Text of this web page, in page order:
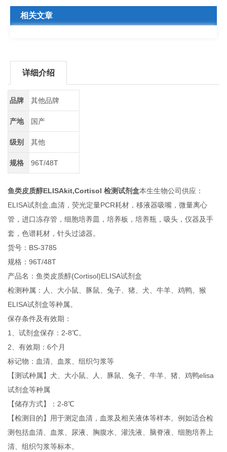
相关文章
详细介绍
品牌 其他品牌
产地 国产
级别 其他
规格 96T/48T
鱼类皮质醇ELISAkit,Cortisol 检测试剂盒本生生物公司供应：
ELISA试剂盒,血清，荧光定量PCR耗材，移液器吸嘴，微量离心
管，进口冻存管，细胞培养皿，培养板，培养瓶，吸头，仪器及手
套，色谱耗材，针头过滤器。
货号：BS-3785
规格：96T/48T
产品名：鱼类皮质醇(Cortisol)ELISA试剂盒
检测种属：人、大小鼠、豚鼠、兔子、猪、犬、牛羊、鸡鸭、猴
ELISA试剂盒等种属。
保存条件及有效期：
1、试剂盒保存：2-8℃。
2、有效期：6个月
标记物：血清、血浆、组织匀浆等
【测试种属】犬、大小鼠、人、豚鼠、兔子、牛羊、猪、鸡鸭elisa
试剂盒等种属
【储存方式】：2-8℃
【检测目的】用于测定血清，血浆及相关液体等样本。例如适合检
测包括血清、血浆、尿液、胸腹水、灌洗液、脑脊液、细胞培养上
清、组织匀浆等标本。